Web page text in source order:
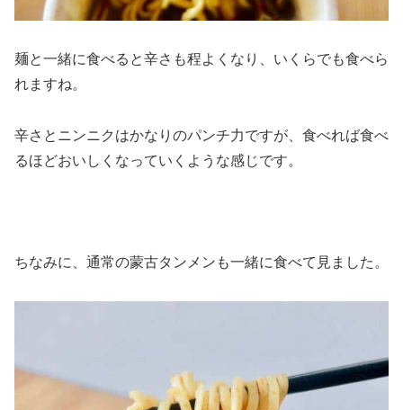
麺と一緒に食べると辛さも程よくなり、いくらでも食べら
れますね。
辛さとニンニクはかなりのパンチ力ですが、食べれば食べ
るほどおいしくなっていくような感じです。
ちなみに、通常の蒙古タンメンも一緒に食べて見ました。